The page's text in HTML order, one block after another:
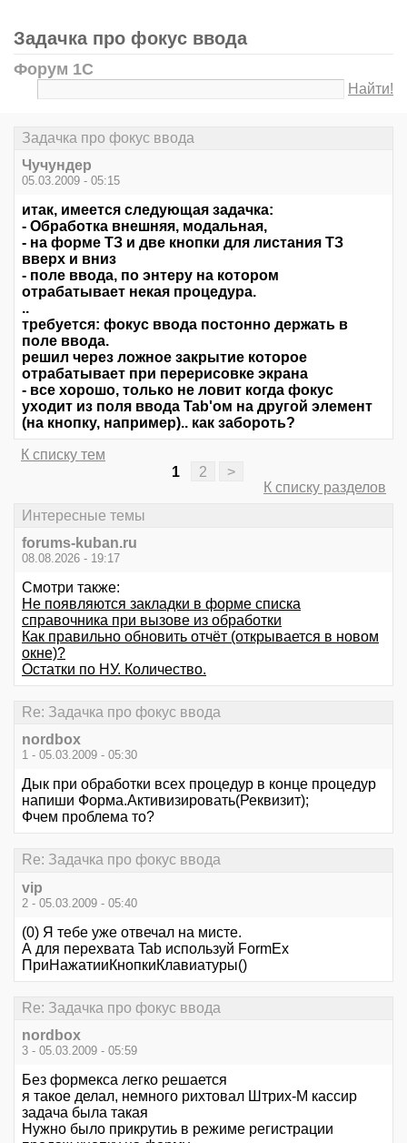
Задачка про фокус ввода
Форум 1С
Найти!
Задачка про фокус ввода
Чучундер
05.03.2009 - 05:15
итак, имеется следующая задачка:
- Обработка внешняя, модальная,
- на форме ТЗ и две кнопки для листания ТЗ
вверх и вниз
- поле ввода, по энтеру на котором
отрабатывает некая процедура.
..
требуется: фокус ввода постонно держать в
поле ввода.
решил через ложное закрытие которое
отрабатывает при перерисовке экрана
- все хорошо, только не ловит когда фокус
уходит из поля ввода Tab'ом на другой элемент
(на кнопку, например).. как забороть?
К списку тем
1
2
>
К списку разделов
Интересные темы
forums-kuban.ru
08.08.2026 - 19:17
Смотри также:
Не появляются закладки в форме списка
справочника при вызове из обработки
Как правильно обновить отчёт (открывается в новом
окне)?
Остатки по НУ. Количество.
Re: Задачка про фокус ввода
nordbox
1 - 05.03.2009 - 05:30
Дык при обработки всех процедур в конце процедур
напиши Форма.Активизировать(Реквизит);
Фчем проблема то?
Re: Задачка про фокус ввода
vip
2 - 05.03.2009 - 05:40
(0) Я тебе уже отвечал на мисте.
А для перехвата Tab используй FormEx
ПриНажатииКнопкиКлавиатуры()
Re: Задачка про фокус ввода
nordbox
3 - 05.03.2009 - 05:59
Без формекса легко решается
я такое делал, немного рихтовал Штрих-М кассир
задача была такая
Нужно было прикрутиь в режиме регистрации